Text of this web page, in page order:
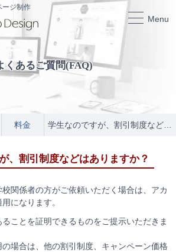
ージ制作
Menu
くあるご質問(FAQ)
料金 学生なのですが、割引制度などはありますか？
、割引制度などはありますか？
関係者の方がご依頼いただく場合は、アカ
になります。
ことを証明できるものをご提示いただきま
場合は、他の割引制度、キャンペーン価格